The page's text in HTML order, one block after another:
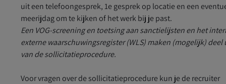
uit een telefoongesprek, 1e gesprek op locatie en een
meerijdag om te kijken of het werk bij je past.
Een VOG-screening en toetsing aan sanctielijsten en het
externe waarschuwingsregister (WLS) maken (mogelijk) deel
van de sollicitatieprocedure.
Voor vragen over de sollicitatieprocedure kun je de recruiter